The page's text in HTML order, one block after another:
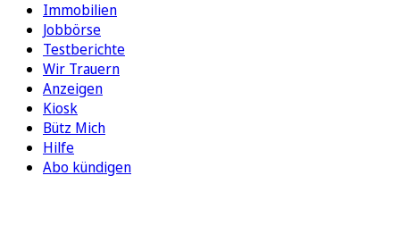
Immobilien
Jobbörse
Testberichte
Wir Trauern
Anzeigen
Kiosk
Bütz Mich
Hilfe
Abo kündigen